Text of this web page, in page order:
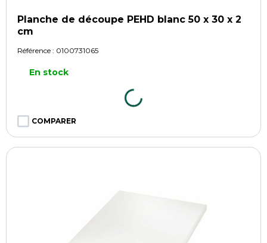
Planche de découpe PEHD blanc 50 x 30 x 2
cm
Référence : 0100731065
En stock
COMPARER